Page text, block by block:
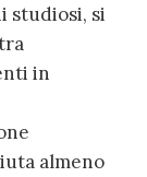
studiosi, si
in
almeno